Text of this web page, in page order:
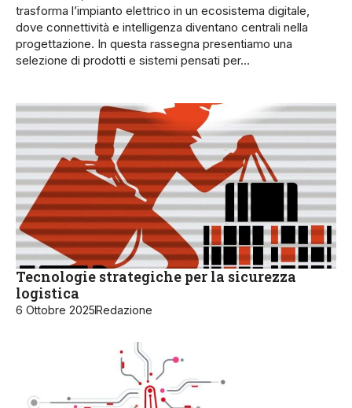
trasforma l’impianto elettrico in un ecosistema digitale,
dove connettività e intelligenza diventano centrali nella
progettazione. In questa rassegna presentiamo una
selezione di prodotti e sistemi pensati per…
Tecnologie strategiche per la sicurezza
logistica
6 Ottobre 2025Redazione